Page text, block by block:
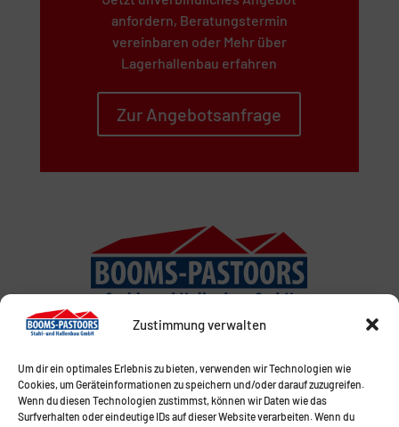
Zustimmung verwalten
Um dir ein optimales Erlebnis zu bieten, verwenden wir Technologien wie
Cookies, um Geräteinformationen zu speichern und/oder darauf zuzugreifen.
Wenn du diesen Technologien zustimmst, können wir Daten wie das
Surfverhalten oder eindeutige IDs auf dieser Website verarbeiten. Wenn du
anfordern, Beratungstermin
vereinbaren oder Mehr über
Lagerhallenbau erfahren
Zur Angebotsanfrage